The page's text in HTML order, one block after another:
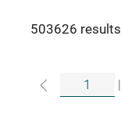
503626 results
|